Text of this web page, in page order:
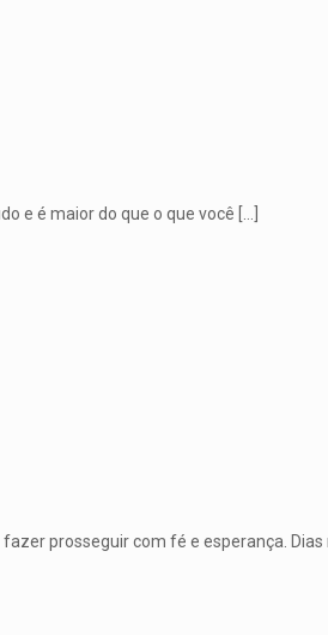
e é maior do que o que você […]
prosseguir com fé e esperança. Dias